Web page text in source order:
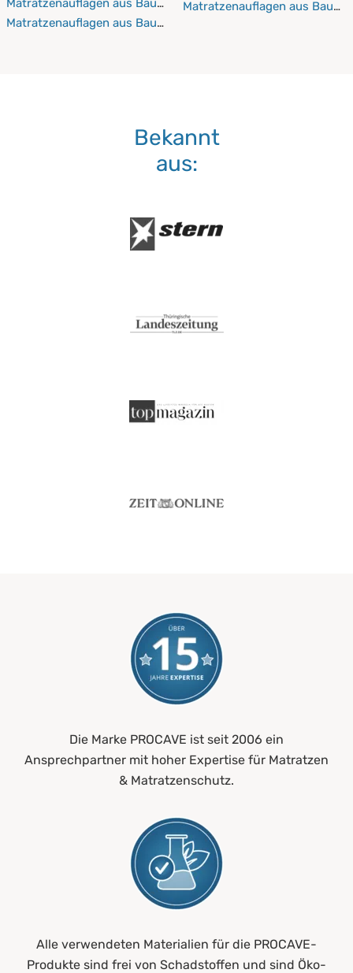
Matratzenauflagen aus Baumwolle 120x220 cm
Matratzenauflagen aus Baumwolle 130x190 cm
Matratzenauflagen aus
Bekannt
aus:
Die Marke PROCAVE ist seit 2006 ein
Ansprechpartner mit hoher Expertise für Matratzen
& Matratzenschutz.
Alle verwendeten Materialien für die PROCAVE-
Produkte sind frei von Schadstoffen und sind Öko-